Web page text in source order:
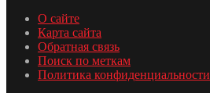
О сайте
Карта сайта
Обратная связь
Поиск по меткам
Политика конфиденциальности